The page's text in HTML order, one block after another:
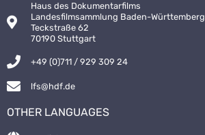
Haus des Dokumentarfilms
Landesfilmsammlung Baden-Württemberg
Teckstraße 62
70190 Stuttgart
+49 (0)711 / 929 309 24
lfs@hdf.de
OTHER LANGUAGES